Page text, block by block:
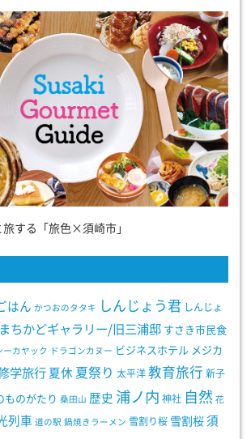
はん かつおのタタキ しんじょう君 しんじょ
ちかどギャラリー/旧三浦邸 すさき市民食
ーカヤック ドラゴンカヌー ビジネスホテル メジカ
学旅行 夏休 夏祭り 太平洋 教育旅行 新子
ものがたり 桑田山 歴史 浦ノ内 神社 自然 花
列車 道の駅 鍋焼きラーメン 雪割り桜 雪割桜 須